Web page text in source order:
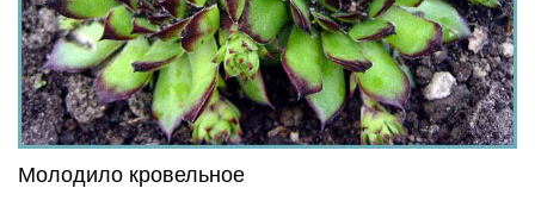
Молодило кровельное